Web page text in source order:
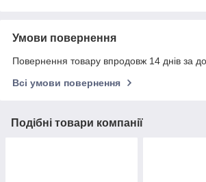
Умови повернення
Повернення товару впродовж 14 днів за
Всі умови повернення
Подібні товари компанії